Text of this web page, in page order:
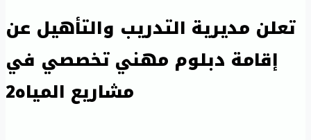
تعلن مديرية التدريب والتأهيل عن
إقامة دبلوم مهني تخصصي في
مشاريع المياه2